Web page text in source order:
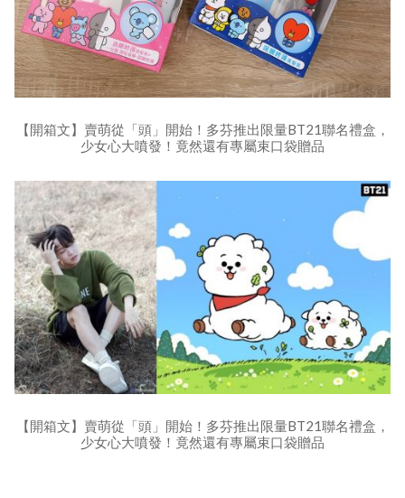
【開箱文】賣萌從「頭」開始！多芬推出限量BT21聯名禮盒，
少女心大噴發！竟然還有專屬束口袋贈品
【開箱文】賣萌從「頭」開始！多芬推出限量BT21聯名禮盒，
少女心大噴發！竟然還有專屬束口袋贈品